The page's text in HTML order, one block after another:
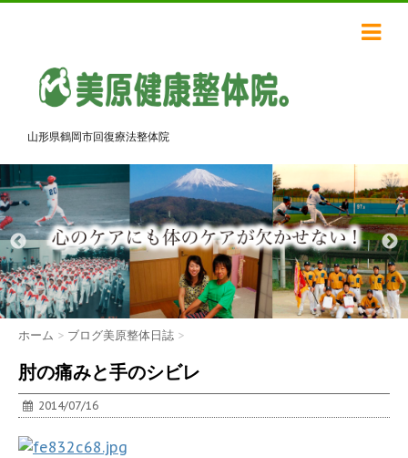
山形県鶴岡市回復療法整体院
ホーム > ブログ美原整体日誌 >
肘の痛みと手のシビレ
2014/07/16